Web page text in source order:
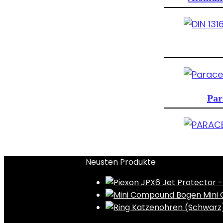
Neusten Produkte
Mini